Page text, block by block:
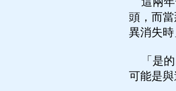
頭，而
異消失
「是的
可能是與